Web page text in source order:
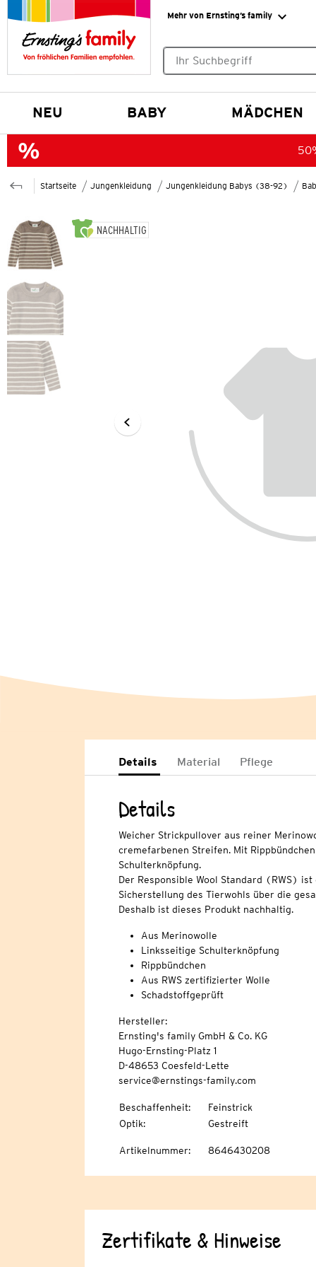
Mehr von Ernsting’s family
NEU BABY MÄDCHEN
Startseite Jungenkleidung Jungenkleidung Babys (38-92)
NACHHALTIG
Details Material Pflege
Details
Weicher Strickpullover aus reiner
cremefarbenen Streifen. Mit
Schulterknöpfung.
Der Responsible Wool Standard (RWS)
Sicherstellung des Tierwohls über die
Deshalb ist dieses Produkt nachhaltig.
Aus Merinowolle
Linksseitige Schulterknöpfung
Rippbündchen
Aus RWS zertifizierter Wolle
Schadstoffgeprüft
Hersteller:
Ernsting's family GmbH & Co. KG
Hugo-Ernsting-Platz 1
D-48653 Coesfeld-Lette
service@ernstings-family.com
Beschaffenheit:
Feinstrick
Optik: Gestreift
Artikelnummer: 8646430208
Zertifikate & Hinweise